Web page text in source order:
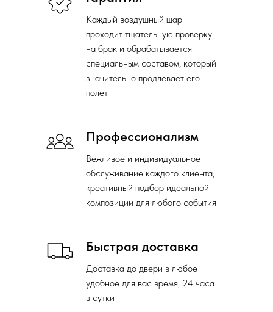
Каждый воздушный шар
проходит тщательную проверку
на брак и обрабатывается
специальным составом, который
значительно продлевает его
полет
Профессионализм
Вежливое и индивидуальное
обслуживание каждого клиента,
креативный подбор идеальной
композиции для любого события
Быстрая доставка
Доставка до двери в любое
удобное для вас время, 24 часа
в сутки